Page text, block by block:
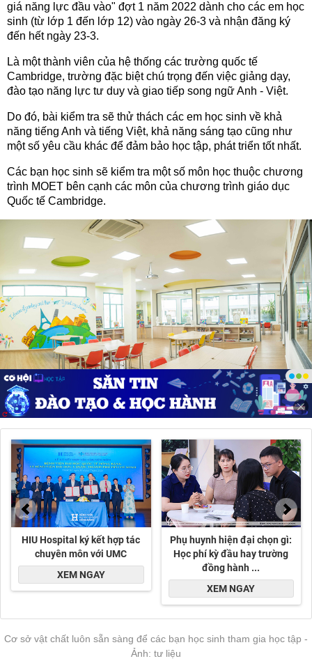
giá năng lực đầu vào" đợt 1 năm 2022 dành cho các em học
sinh (từ lớp 1 đến lớp 12) vào ngày 26-3 và nhận đăng ký
đến hết ngày 23-3.
Là một thành viên của hệ thống các trường quốc tế
Cambridge, trường đặc biệt chú trọng đến việc giảng dạy,
đào tạo năng lực tư duy và giao tiếp song ngữ Anh - Việt.
Do đó, bài kiểm tra sẽ thử thách các em học sinh về khả
năng tiếng Anh và tiếng Việt, khả năng sáng tạo cũng như
một số yêu cầu khác để đảm bảo học tập, phát triển tốt nhất.
Các bạn học sinh sẽ kiểm tra một số môn học thuộc chương
trình MOET bên cạnh các môn của chương trình giáo dục
Quốc tế Cambridge.
Cơ sở vật chất luôn sẵn sàng để các bạn học sinh tham gia học tập -
Ảnh: tư liệu